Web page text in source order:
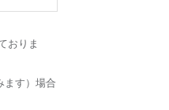
おりま
ます）場合